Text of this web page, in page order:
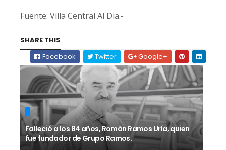
Fuente: Villa Central Al Dia.-
SHARE THIS
Facebook
Twitter Google+
Falleció a los 84 años, Román Ramos Uría, quien
fue fundador de Grupo Ramos.